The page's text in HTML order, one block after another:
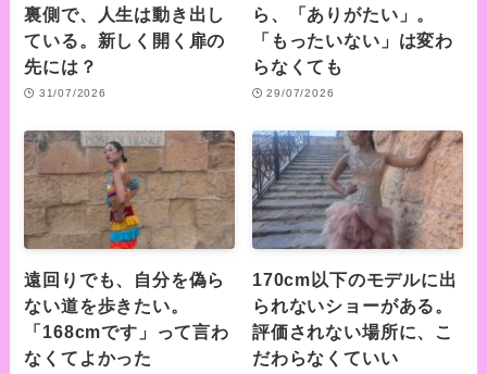
裏側で、人生は動き出し
ている。新しく開く扉の
先には？
31/07/2026
ら、「ありがたい」。
「もったいない」は変わ
らなくても
29/07/2026
遠回りでも、自分を偽ら
ない道を歩きたい。
「168cmです」って言わ
なくてよかった
170cm以下のモデルに出
られないショーがある。
評価されない場所に、こ
だわらなくていい